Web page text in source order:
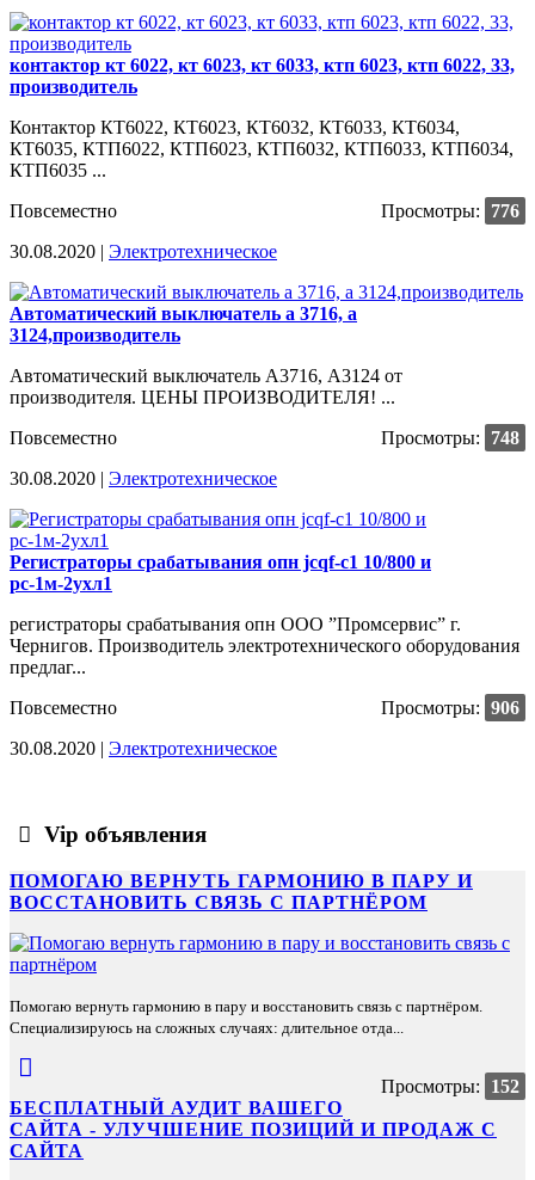
контактор кт 6022, кт 6023, кт 6033, ктп 6023, ктп 6022, 33,
производитель
Контактор КТ6022, КТ6023, КТ6032, КТ6033, КТ6034,
КТ6035, КТП6022, КТП6023, КТП6032, КТП6033, КТП6034,
КТП6035 ...
Повсеместно
Просмотры:
776
30.08.2020 | Электротехническое
Автоматический выключатель а 3716, а
3124,производитель
Автоматический выключатель А3716, А3124 от
производителя. ЦЕНЫ ПРОИЗВОДИТЕЛЯ! ...
Повсеместно
Просмотры:
748
30.08.2020 | Электротехническое
Регистраторы срабатывания опн jcqf-c1 10/800 и
рс-1м-2ухл1
регистраторы срабатывания опн ООО ”Промсервис” г.
Чернигов. Производитель электротехнического оборудования
предлаг...
Повсеместно
Просмотры: 906
30.08.2020 | Электротехническое
Vip объявления
ПОМОГАЮ ВЕРНУТЬ ГАРМОНИЮ В ПАРУ И
ВОССТАНОВИТЬ СВЯЗЬ С ПАРТНЁРОМ
Помогаю вернуть гармонию в пару и восстановить связь с партнёром.
Специализируюсь на сложных случаях: длительное отда...
Просмотры:
152
БЕСПЛАТНЫЙ АУДИТ ВАШЕГО
САЙТА - УЛУЧШЕНИЕ ПОЗИЦИЙ И ПРОДАЖ С
САЙТА